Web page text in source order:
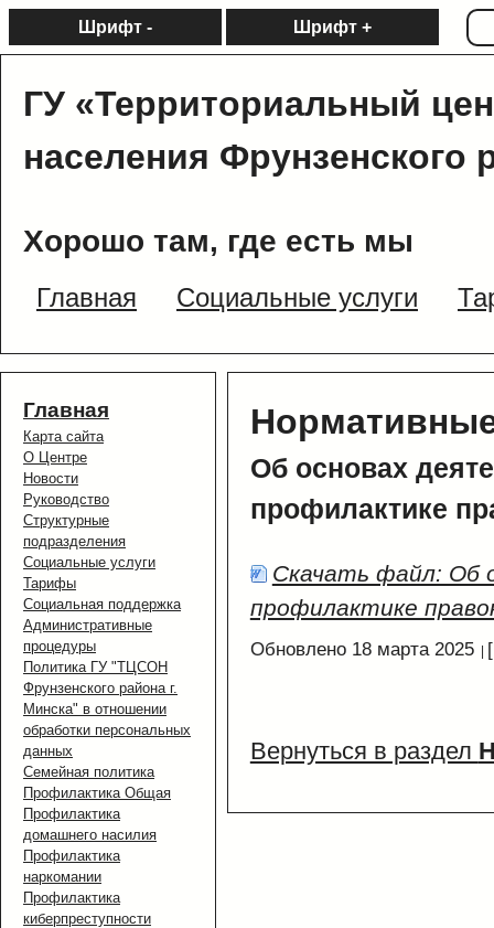
Шрифт - Шрифт +
ГУ «Территориальный
населения Фрунзенского
Хорошо там, где есть мы
Главная Социальные услуги
Главная
Карта сайта
О Центре
Новости
Руководство
Структурные
подразделения
Социальные услуги
Тарифы
Социальная поддержка
Административные
процедуры
Политика ГУ "ТЦСОН
Фрунзенского района г.
Минска" в отношении
обработки персональных
данных
Семейная политика
Профилактика Общая
Профилактика
домашнего насилия
Профилактика
наркомании
Профилактика
киберпреступности
Об основах
профилактике
Скачать файл: Об
профилактике
Обновлено 18 марта 2025
Вернуться в раздел